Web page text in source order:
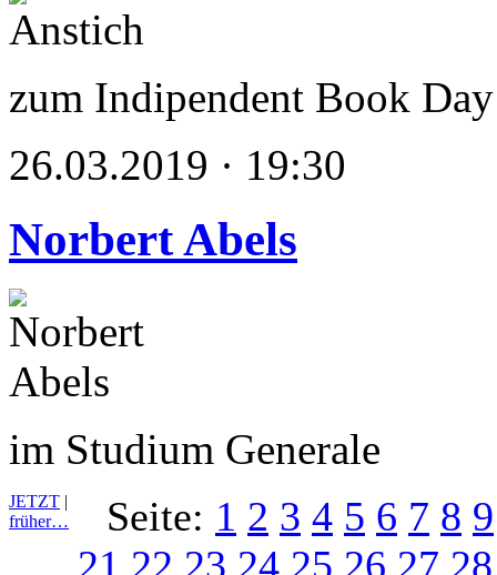
zum Indipendent Book
26.03.2019 · 19:30
Norbert Abels
im Studium Generale
JETZT |
früher…
Seite: 1 2 3 4 5 6 7 8 9
21 22 23 24 25 26 27 28